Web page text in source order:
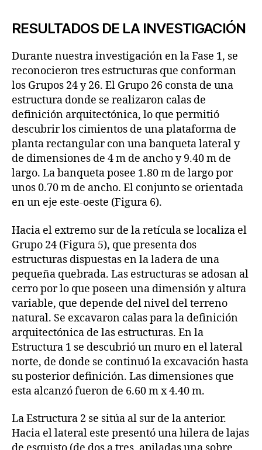
RESULTADOS DE LA INVESTIGACIÓN
Durante nuestra investigación en la Fase 1, se
reconocieron tres estructuras que conforman
los Grupos 24 y 26. El Grupo 26 consta de una
estructura donde se realizaron calas de
definición arquitectónica, lo que permitió
descubrir los cimientos de una plataforma de
planta rectangular con una banqueta lateral y
de dimensiones de 4 m de ancho y 9.40 m de
largo. La banqueta posee 1.80 m de largo por
unos 0.70 m de ancho. El conjunto se orientada
en un eje este-oeste (Figura 6).
Hacia el extremo sur de la retícula se localiza el
Grupo 24 (Figura 5), que presenta dos
estructuras dispuestas en la ladera de una
pequeña quebrada. Las estructuras se adosan al
cerro por lo que poseen una dimensión y altura
variable, que depende del nivel del terreno
natural. Se excavaron calas para la definición
arquitectónica de las estructuras. En la
Estructura 1 se descubrió un muro en el lateral
norte, de donde se continuó la excavación hasta
su posterior definición. Las dimensiones que
esta alcanzó fueron de 6.60 m x 4.40 m.
La Estructura 2 se sitúa al sur de la anterior.
Hacia el lateral este presentó una hilera de lajas